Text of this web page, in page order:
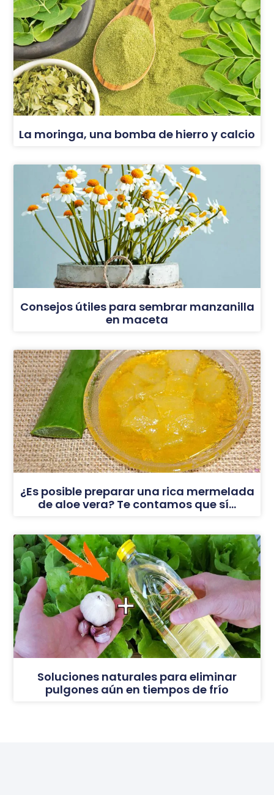
La moringa, una bomba de hierro y calcio
Consejos útiles para sembrar manzanilla
en maceta
¿Es posible preparar una rica mermelada
de aloe vera? Te contamos que sí…
Soluciones naturales para eliminar
pulgones aún en tiempos de frío